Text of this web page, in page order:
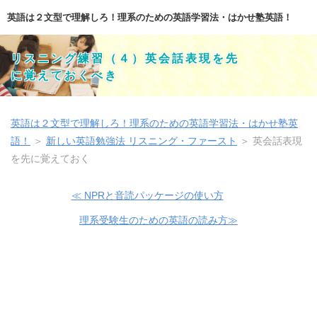
英語は２文型で理解しろ！理系のための英語学習法・はかせ塾英語！
リスニング練習（４）英会話表現を先
に覚えておくべき
英語は２文型で理解しろ！理系のための英語学習法・はかせ塾英
語！
＞ 新しい英語勉強法 リスニング・ファースト ＞ 英会話表現
を先に覚えておく
≪ NPRと音読パッケージの使い方
理系受験生のための英語の読み方≫